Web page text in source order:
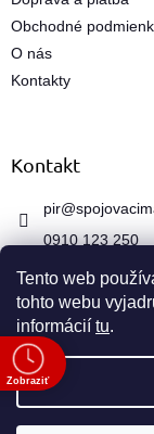
Tento web
tohto webu
informácií tu.
Obchodné
O nás
Kontakty
Kontakt
pir@
0910 123 250
Zobraziť